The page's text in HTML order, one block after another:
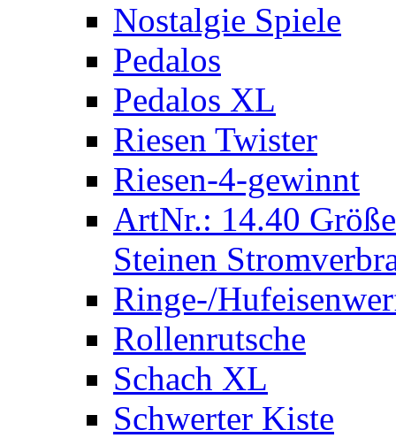
Nostalgie Spiele
Pedalos
Pedalos XL
Riesen Twister
Riesen-4-gewinnt
ArtNr.: 14.40
Steinen
Ringe-/
Rollenrutsche
Schach XL
Schwerter Kiste